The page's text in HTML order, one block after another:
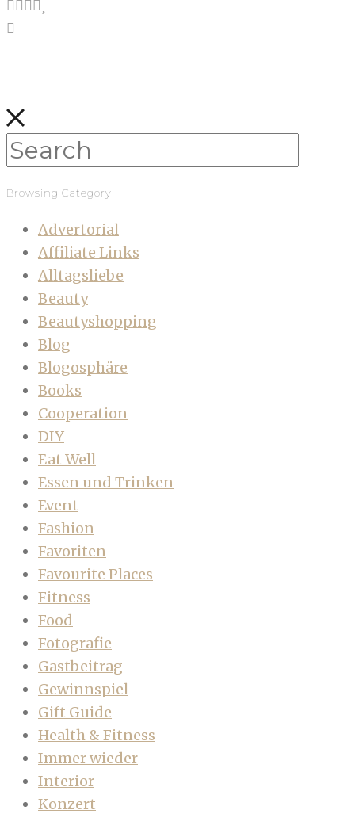
Browsing Category
Advertorial
Affiliate Links
Alltagsliebe
Beauty
Beautyshopping
Blog
Blogosphäre
Books
Cooperation
DIY
Eat Well
Essen und Trinken
Event
Fashion
Favoriten
Favourite Places
Fitness
Food
Fotografie
Gastbeitrag
Gewinnspiel
Gift Guide
Health & Fitness
Immer wieder
Interior
Konzert